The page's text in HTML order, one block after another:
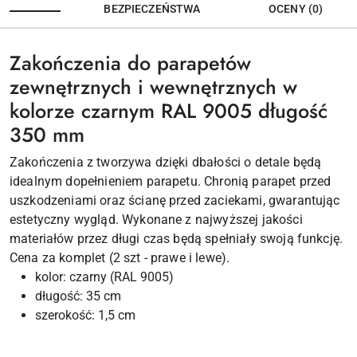
BEZPIECZEŃSTWA OCENY (0)
Zakończenia do parapetów
zewnętrznych i wewnętrznych w
kolorze czarnym RAL 9005 długość
350 mm
Zakończenia z tworzywa dzięki dbałości o detale będą
idealnym dopełnieniem parapetu. Chronią parapet przed
uszkodzeniami oraz ścianę przed zaciekami, gwarantując
estetyczny wygląd. Wykonane z najwyższej jakości
materiałów przez długi czas będą spełniały swoją funkcję.
Cena za komplet (2 szt - prawe i lewe).
kolor: czarny (RAL 9005)
długość: 35 cm
szerokość: 1,5 cm